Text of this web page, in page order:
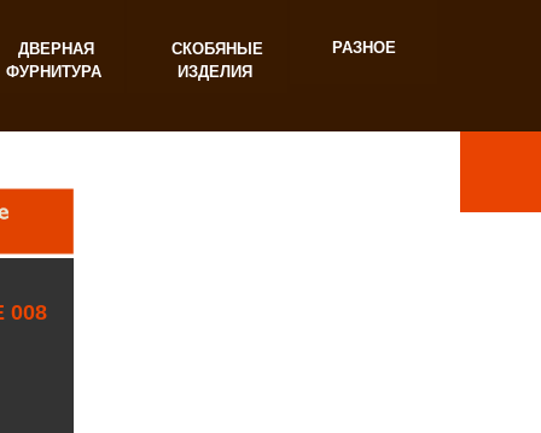
СКОБЯНЫЕ
ИЗДЕЛИЯ
РАЗНОЕ
008